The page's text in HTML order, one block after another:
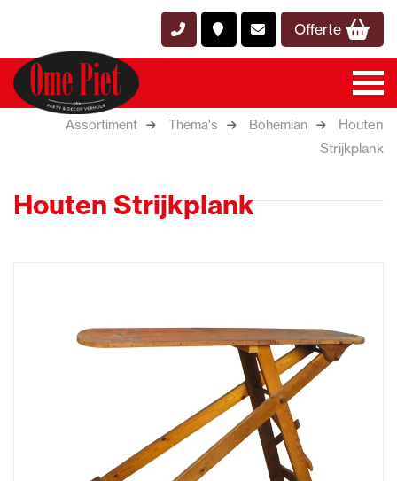
Offerte
Assortiment Thema's Bohemian
Houten
Strijkplank
Houten Strijkplank